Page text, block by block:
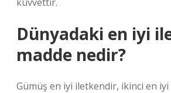
Dünyadaki en iyi
madde nedir?
Gümüş en iyi iletkendir, ikinci en iyi